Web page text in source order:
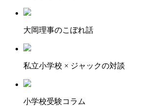
大岡理事のこぼれ話
私立小学校 × ジャックの対談
小学校受験コラム